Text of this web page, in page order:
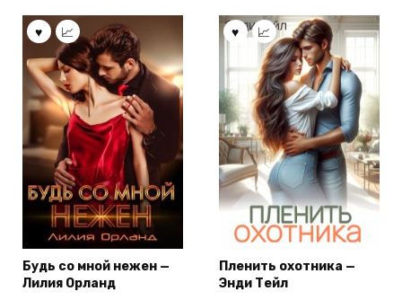
Будь со мной нежен —
Лилия Орланд
Пленить охотника —
Энди Тейл